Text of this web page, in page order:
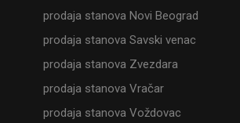
prodaja stanova Novi Beograd
prodaja stanova Savski venac
prodaja stanova Zvezdara
prodaja stanova Vračar
prodaja stanova Voždovac